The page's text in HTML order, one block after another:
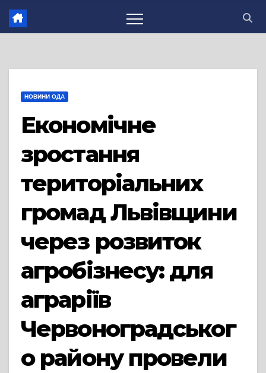
НОВИНИ ОДА
Економічне
зростання
територіальних
громад Львівщини
через розвиток
агробізнесу: для
аграріїв
Червоноградськог
о району провели